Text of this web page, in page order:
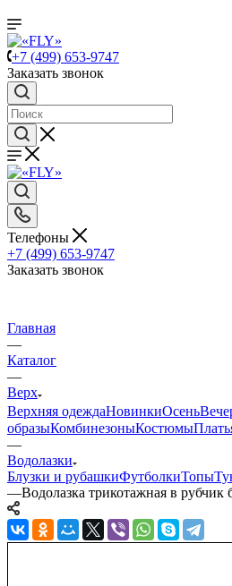
+7 (499) 653-9747
Заказать звонок
Телефоны
+7 (499) 653-9747
Заказать звонок
Главная
—
Каталог
—
Верх
Верхняя одеждаНовинкиОсень
образыКомбинезоныКостюмы
—
Водолазки
Блузки и рубашкиФутболкиТопы
—Водолазка трикотажная в рубчик